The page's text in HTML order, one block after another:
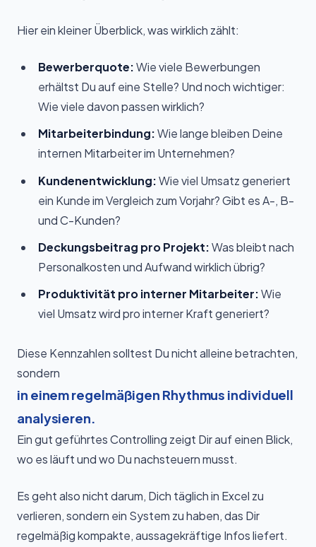
Hier ein kleiner Überblick, was wirklich zählt:
Bewerberquote:Wie viele Bewerbungen
erhältst Du auf eine Stelle? Und noch wichtiger:
Wie viele davon passen wirklich?
Mitarbeiterbindung:Wie lange bleiben Deine
internen Mitarbeiter im Unternehmen?
Kundenentwicklung:Wie viel Umsatz generiert
ein Kunde im Vergleich zum Vorjahr? Gibt es A-, B-
und C-Kunden?
Deckungsbeitrag pro Projekt:Was bleibt nach
Personalkosten und Aufwand wirklich übrig?
Produktivität pro interner Mitarbeiter:Wie
viel Umsatz wird pro interner Kraft generiert?
Diese Kennzahlen solltest Du nicht alleine betrachten,
sondern
in einem regelmäßigen Rhythmus individuell
analysieren.
Ein gut geführtes Controlling zeigt Dir auf einen Blick,
wo es läuft und wo Du nachsteuern musst.
Es geht also nicht darum, Dich täglich in Excel zu
verlieren, sondern ein System zu haben, das Dir
regelmäßig kompakte, aussagekräftige Infos liefert.